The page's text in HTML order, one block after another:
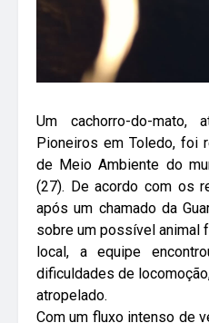
Um cachorro-do-mato,
Pioneiros em Toledo, foi
de Meio Ambiente do
(27). De acordo com os
após um chamado da
sobre um possível animal
local, a equipe
dificuldades de
atropelado.
Com um fluxo intenso de